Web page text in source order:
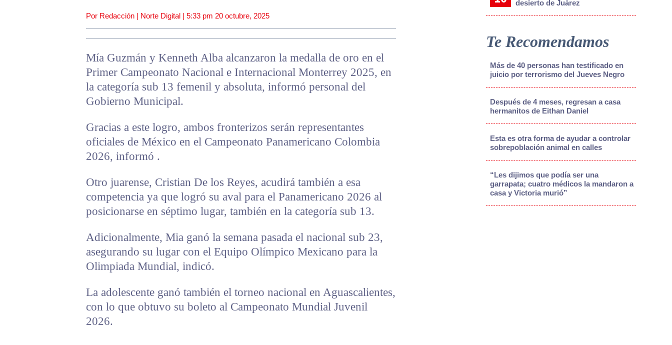
Por Redacción | Norte Digital | 5:33 pm 20 octubre, 2025
Mía Guzmán y Kenneth Alba alcanzaron la medalla de oro en el
Primer Campeonato Nacional e Internacional Monterrey 2025, en
la categoría sub 13 femenil y absoluta, informó personal del
Gobierno Municipal.
Gracias a este logro, ambos fronterizos serán representantes
oficiales de México en el Campeonato Panamericano Colombia
2026, informó .
Otro juarense, Cristian De los Reyes, acudirá también a esa
competencia ya que logró su aval para el Panamericano 2026 al
posicionarse en séptimo lugar, también en la categoría sub 13.
Adicionalmente, Mia ganó la semana pasada el nacional sub 23,
asegurando su lugar con el Equipo Olímpico Mexicano para la
Olimpiada Mundial, indicó.
La adolescente ganó también el torneo nacional en Aguascalientes,
con lo que obtuvo su boleto al Campeonato Mundial Juvenil
2026.
desierto de Juárez
Te Recomendamos
Más de 40 personas han testificado en
juicio por terrorismo del Jueves Negro
Después de 4 meses, regresan a casa
hermanitos de Eithan Daniel
Esta es otra forma de ayudar a controlar
sobrepoblación animal en calles
“Les dijimos que podía ser una
garrapata; cuatro médicos la mandaron a
casa y Victoria murió”